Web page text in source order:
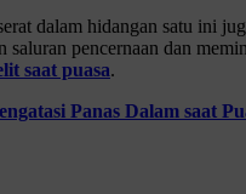
dalam hidangan satu ini
saluran pencernaan dan
saat puasa.
Panas Dalam saat